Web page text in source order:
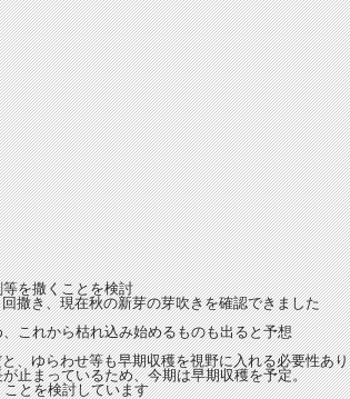
を撒くことを検討
き、現在秋の新芽の芽吹きを確認できました
これから枯れ込み始めるものも出ると予想
ゆらわせ等も早期収穫を視野に入れる必要性あり
止まっているため、今期は早期収穫を予定。
とを検討しています